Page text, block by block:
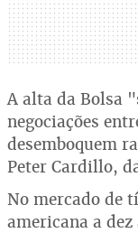
A alta da Bolsa
negociações
desemboquem
Peter Cardillo,
No mercado de
americana a